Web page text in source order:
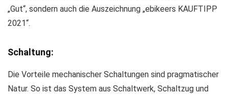
„Gut“, sondern auch die Auszeichnung „ebikeers KAUFTIPP
2021“.
Schaltung:
Die Vorteile mechanischer Schaltungen sind pragmatischer
Natur. So ist das System aus Schaltwerk, Schaltzug und